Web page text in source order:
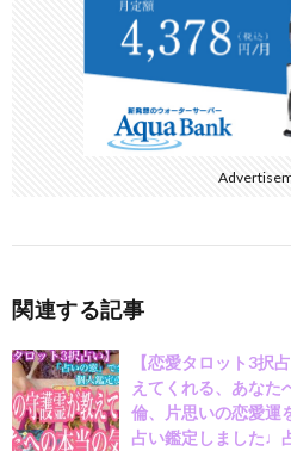
関連する記事
【恋愛タロット3択
えてくれる、あなた
倫、片思いの恋愛運
占い鑑定しました♩